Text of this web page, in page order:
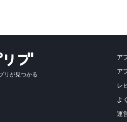
リが見つかる
ア
ア
レ
よ
運